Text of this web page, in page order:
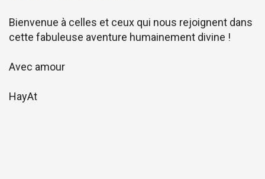
Bienvenue à celles et ceux qui nous rejoignent dans
cette fabuleuse aventure humainement divine !
Avec amour
HayAt